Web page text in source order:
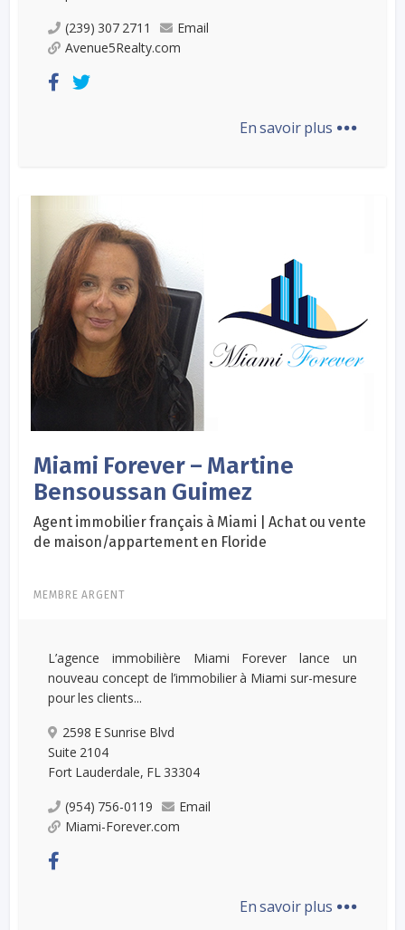
(239) 307 2711
Email
Avenue5Realty.com
En savoir plus ...
Miami Forever – Martine
Bensoussan Guimez
Agent immobilier français à Miami | Achat ou vente
de maison/appartement en Floride
MEMBRE ARGENT
L’agence immobilière Miami Forever lance un
nouveau concept de l’immobilier à Miami sur-mesure
pour les clients...
2598 E Sunrise Blvd
Suite 2104
Fort Lauderdale, FL 33304
(954) 756-0119
Email
Miami-Forever.com
En savoir plus ...